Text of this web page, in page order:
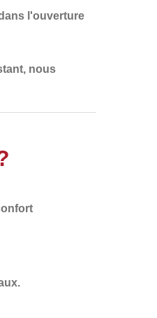
l'ouverture
, nous